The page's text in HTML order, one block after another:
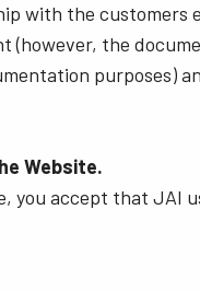
with the
(however, the
purposes)
Website.
you accept that JAI